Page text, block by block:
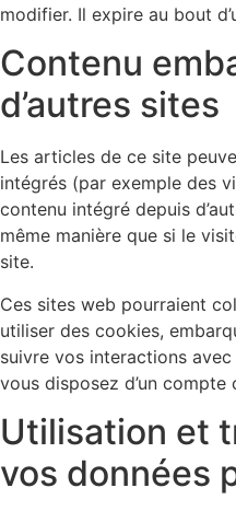
modifier. Il expire au bout
Contenu
d’autres sites
Les articles de ce site
intégrés (par exemple des
contenu intégré depuis
même manière que si le
site.
Ces sites web pourraient
utiliser des cookies,
suivre vos interactions
vous disposez d’un
Utilisation et
vos données